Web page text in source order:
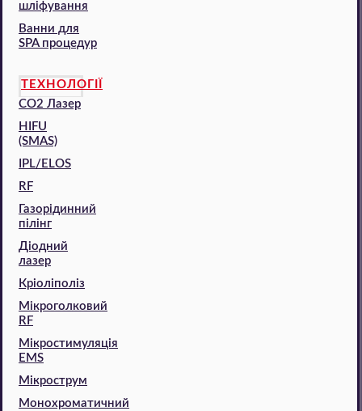
шліфування
Ванни для
SPA процедур
ТЕХНОЛОГІЇ
CO2 Лазер
HIFU
(SMAS)
IPL/ELOS
RF
Газорідинний
пілінг
Діодний
лазер
Кріоліполіз
Мікроголковий
RF
Мікростимуляція
EMS
Мікрострум
Монохроматичний